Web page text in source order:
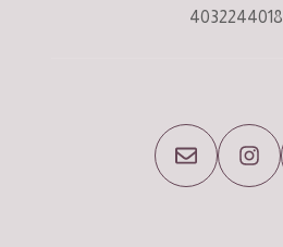
4032244018